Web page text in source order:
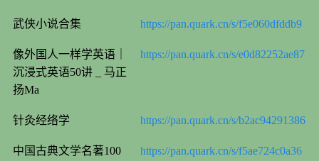
武侠小说合集 https://pan.quark.cn/s/f5e060dfddb9
像外国人一样学英语｜
沉浸式英语50讲 _ 马正
扬Ma
https://pan.quark.cn/s/e0d82252ae87
针灸经络学 https://pan.quark.cn/s/b2ac94291386
中国古典文学名著100
https://pan.quark.cn/s/f5ae724c0a36